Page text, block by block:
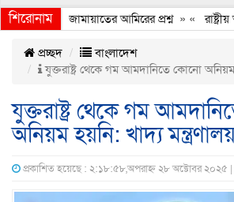
শিরোনাম
কেন, জামায়াতের আমিরের প্রশ্ন» « রাষ্ট্রীয়
প্রচ্ছদ
বাংলাদেশ
যুক্তরাষ্ট্র থেকে গম আমদানিতে কোনো অনিয়ম
যুক্তরাষ্ট্র থেকে গম
অনিয়ম হয়নি: খাদ্য
প্রকাশিত হয়েছে : ২:১৮:৫৮,অপরাহ্ন ২৮ অক্টোবর ২০২৫ |